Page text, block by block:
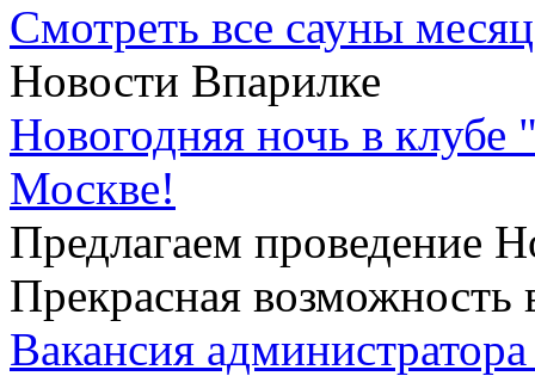
Смотреть все сауны
Новости Впарилке
Новогодняя ночь в
Москве!
Предлагаем проведение
Прекрасная возможность
Вакансия